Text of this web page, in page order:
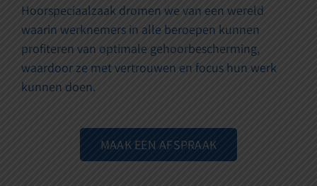
Hoorspeciaalzaak dromen we van een wereld
waarin werknemers in alle beroepen kunnen
profiteren van optimale gehoorbescherming,
waardoor ze met vertrouwen en focus hun werk
kunnen doen.
MAAK EEN AFSPRAAK